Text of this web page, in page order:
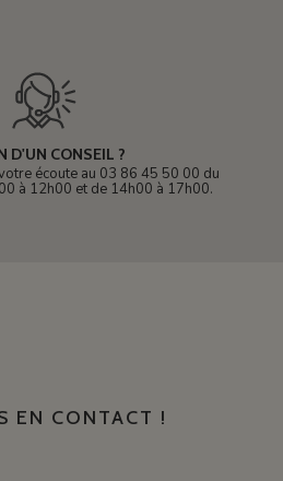
D'UN CONSEIL ?
écoute au 03 86 45 50 00 du
à 12h00 et de 14h00 à 17h00.
EN CONTACT !